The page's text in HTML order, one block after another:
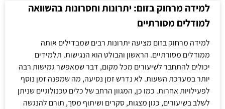
למידה מרחוק בזום: יתרונות וחסרונות בהשוואה
למודלים מסורתיים
למידה מרחוק בזום מציעה יתרונות רבים שמבדילים אותה
ממודלים מסורתיים. הראשון והבולט הוא הנגישות. תלמידים
יכולים להתחבר לשיעורים מכל מקום, דבר שמאפשר גמישות רבה
יותר במערכת השעות. לא נדרש זמן נסיעה, מה שמפנה זמן נוסף
לפעילויות אחרות. כמו כן, המגוון הרחב של כלים טכנולוגיים שניתן
לשלב בשיעורים, כגון מצגות, סקרים ושיתוף מסך, תורם להנגשה